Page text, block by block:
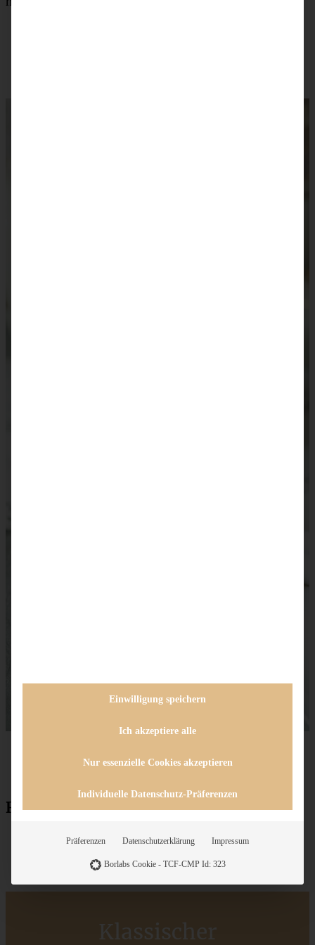
Rezept zum Drucken
Klassischer
Einwilligung speichern
Ich akzeptiere alle
Nur essenzielle Cookies akzeptieren
Individuelle Datenschutz-Präferenzen
Präferenzen Datenschutzerklärung Impressum
Borlabs Cookie - TCF-CMP Id: 323